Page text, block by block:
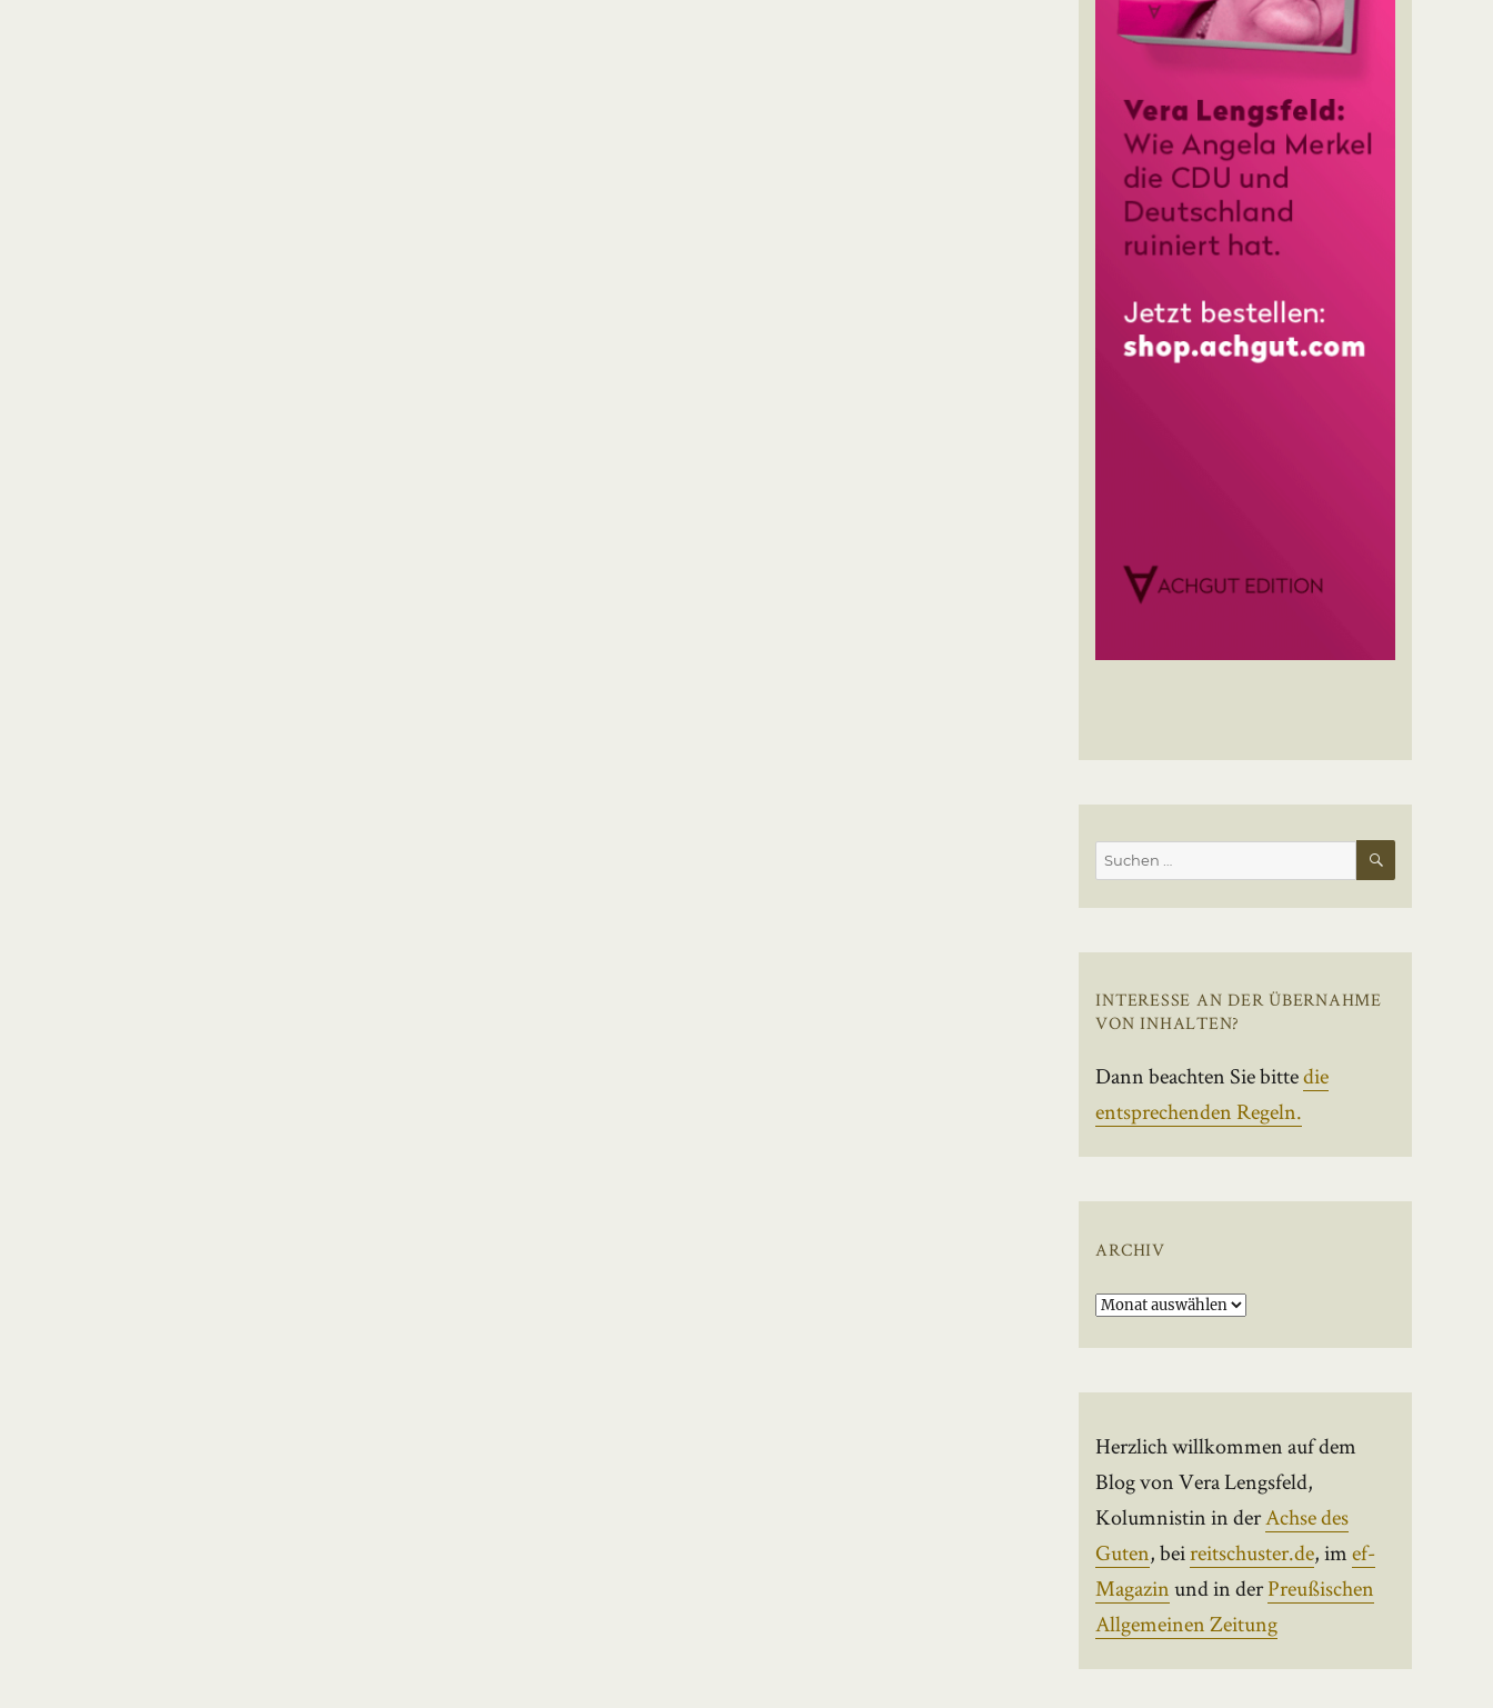
Suchen
SUCHEN
INTERESSE AN DER ÜBERNAHME
VON INHALTEN?
Dann beachten Sie bittedie
entsprechenden Regeln.
ARCHIV
Archiv
Herzlich willkommen auf dem
Blog von Vera Lengsfeld,
Kolumnistin in derAchse des
Guten, beireitschuster.de, imef-
Magazinund in derPreußischen
Allgemeinen Zeitung